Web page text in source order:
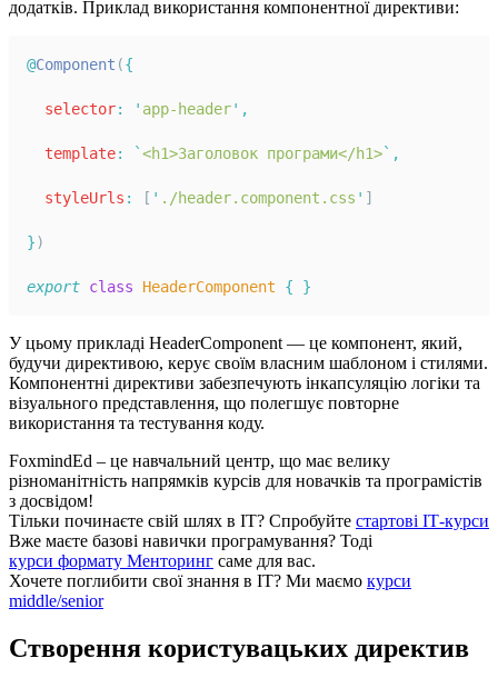
додатків. Приклад використання компонентної директиви:
@Component ({
selector: ' app-header' ,
template: `<h1>Заголовок програми</h1>` ,
styleUrls : [ ' ./header.component.css ' ]
})
export class HeaderComponent { }
У цьому прикладі HeaderComponent — це компонент, який,
будучи директивою, керує своїм власним шаблоном і стилями.
Компонентні директиви забезпечують інкапсуляцію логіки та
візуального представлення, що полегшує повторне
використання та тестування коду.
FoxmindEd – це навчальний центр, що має велику
різноманітність напрямків курсів для новачків та програмістів
з досвідом!
Тільки починаєте свій шлях в ІТ? Спробуйте стартові ІТ-курси
Вже маєте базові навички програмування? Тоді
курси формату Менторинг саме для вас.
Хочете поглибити свої знання в ІТ? Ми маємо курси
middle/senior
Створення користувацьких директив